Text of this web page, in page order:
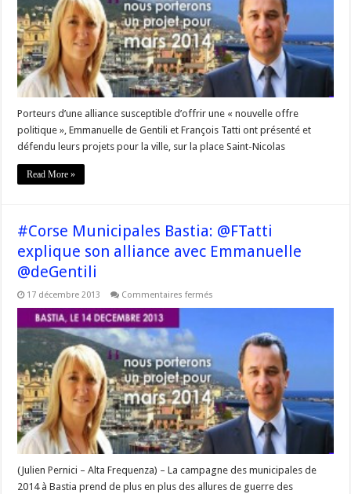
Saint-
Nicolas
à
Bastia
pour
le
duo
à
Porteurs d’une alliance susceptible d’offrir une « nouvelle offre
politique », Emmanuelle de Gentili et François Tatti ont présenté et
défendu leurs projets pour la ville, sur la place Saint-Nicolas
Read More »
#Corse Municipales Bastia: @FTatti
explique son alliance avec Emmanuelle
@deGentili
17 décembre 2013 Commentaires fermés
explique
son
alliance
avec
Emmanuelle
@deGentili
(Julien Pernici – Alta Frequenza) – La campagne des municipales de
2014 à Bastia prend de plus en plus des allures de guerre des